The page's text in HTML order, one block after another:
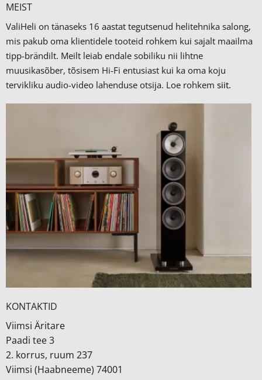
MEIST
ValiHeli on tänaseks 16 aastat tegutsenud helitehnika salong,
mis pakub oma klientidele tooteid rohkem kui sajalt maailma
tipp-brändilt. Meilt leiab endale sobiliku nii lihtne
muusikasõber, tõsisem Hi-Fi entusiast kui ka oma koju
tervikliku audio-video lahenduse otsija. Loe rohkem siit.
KONTAKTID
Viimsi Äritare
Paadi tee 3
2. korrus, ruum 237
Viimsi (Haabneeme) 74001